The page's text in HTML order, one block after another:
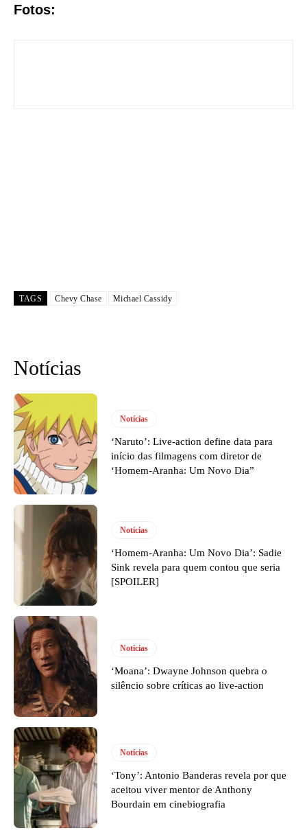
Fotos:
TAGS Chevy Chase Michael Cassidy
Notícias
Notícias
‘Naruto’: Live-action define data para
início das filmagens com diretor de
‘Homem-Aranha: Um Novo Dia”
Notícias
‘Homem-Aranha: Um Novo Dia’: Sadie
Sink revela para quem contou que seria
[SPOILER]
Notícias
‘Moana’: Dwayne Johnson quebra o
silêncio sobre críticas ao live-action
Notícias
‘Tony’: Antonio Banderas revela por que
aceitou viver mentor de Anthony
Bourdain em cinebiografia